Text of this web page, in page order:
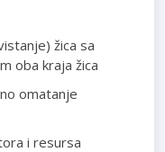
žica sa
oba kraja žica
omatanje
i resursa